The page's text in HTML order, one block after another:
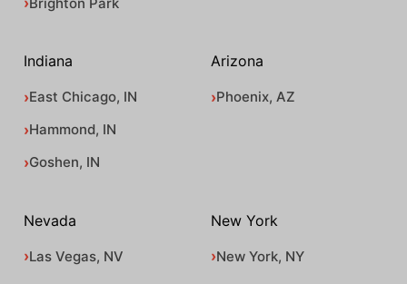
Indiana
East Chicago, IN
Hammond, IN
Goshen, IN
Arizona
Phoenix, AZ
Nevada
Las Vegas, NV
New York
New York, NY